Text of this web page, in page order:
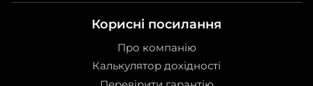
Корисні посилання
Про компанію
Калькулятор дохідності